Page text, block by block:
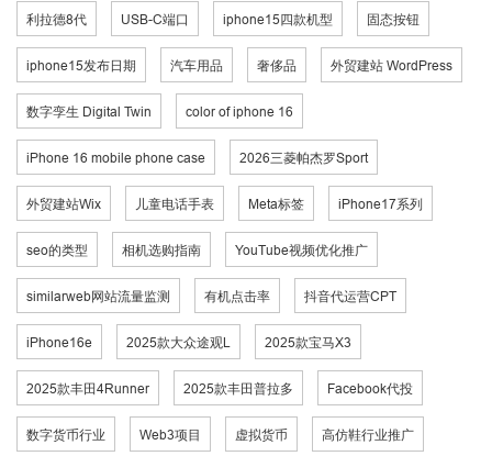
利拉德8代 USB-C端口 iphone15四款机型 固态按钮
iphone15发布日期 汽车用品 奢侈品 外贸建站 WordPress
数字孪生 Digital Twin color of iphone 16
iPhone 16 mobile phone case 2026三菱帕杰罗Sport
外贸建站Wix 儿童电话手表 Meta标签 iPhone17系列
seo的类型 相机选购指南 YouTube视频优化推广
similarweb网站流量监测 有机点击率 抖音代运营CPT
iPhone16e 2025款大众途观L 2025款宝马X3
2025款丰田4Runner 2025款丰田普拉多 Facebook代投
数字货币行业 Web3项目 虚拟货币 高仿鞋行业推广